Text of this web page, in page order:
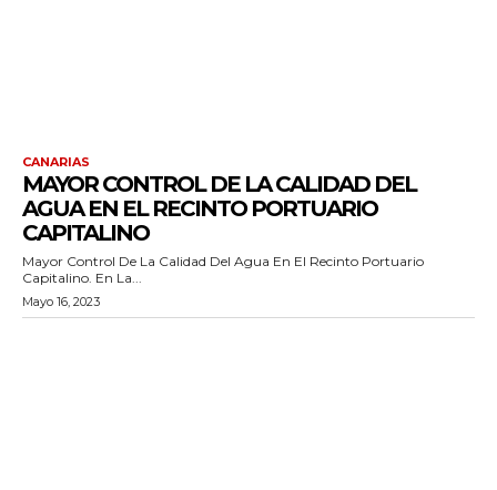
CANARIAS
MAYOR CONTROL DE LA CALIDAD DEL
AGUA EN EL RECINTO PORTUARIO
CAPITALINO
Mayor Control De La Calidad Del Agua En El Recinto Portuario
Capitalino. En La...
Mayo 16, 2023